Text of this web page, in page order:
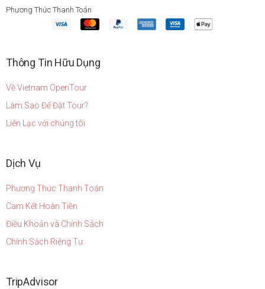
Phương Thức Thanh Toán
Thông Tin Hữu Dụng
Về Vietnam OpenTour
Làm Sao Để Đặt Tour?
Liên Lạc với chúng tôi
Dịch Vụ
Phương Thức Thanh Toán
Cam Kết Hoàn Tiền
Điều Khoản và Chính Sách
Chính Sách Riêng Tư
TripAdvisor